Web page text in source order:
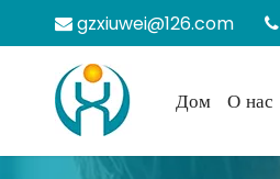
 gzxiuwei@126.com 
Дом О нас